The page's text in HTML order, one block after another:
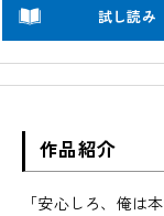
試し読み
作品紹介
「安心しろ、俺は